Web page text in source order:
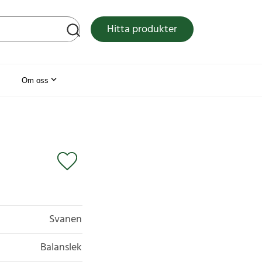
Hitta produkter
Om oss
Svanen
Balanslek